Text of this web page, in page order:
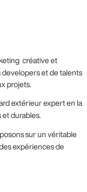
créative et
developers et de talents
projets.
extérieur expert en la
et durables.
sur un véritable
expériences de